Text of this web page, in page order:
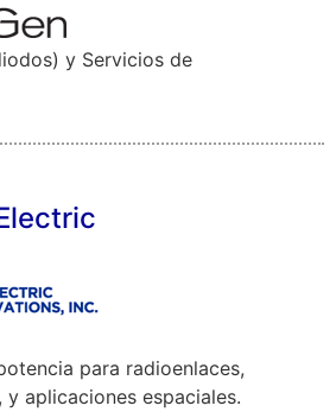
y Servicios de
para radioenlaces,
y aplicaciones espaciales.